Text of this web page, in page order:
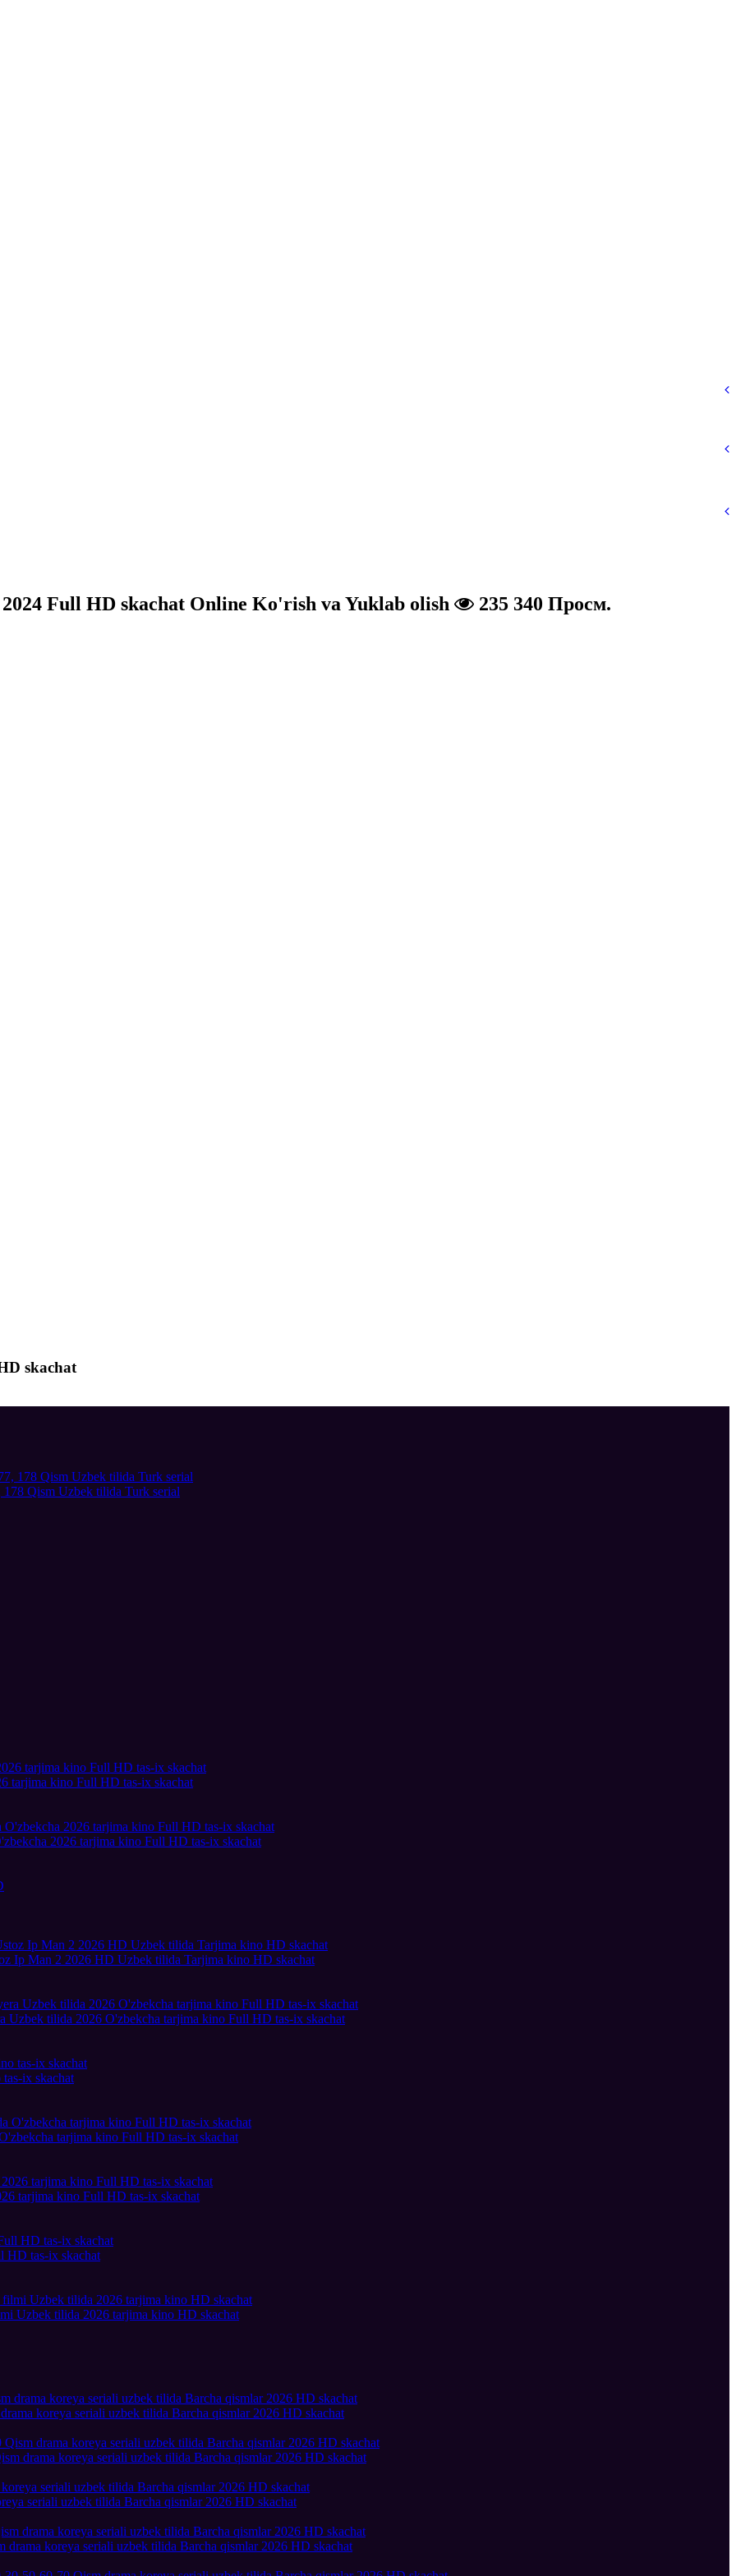
Full HD skachat Online Ko'rish va Yuklab olish 235 340 Просм.
skachat
Qism Uzbek tilida Turk serial
tarjima kino Full HD tas-ix skachat
2026 tarjima kino Full HD tas-ix skachat
Ip Man 2 2026 HD Uzbek tilida Tarjima kino HD skachat
tilida 2026 O'zbekcha tarjima kino Full HD tas-ix skachat
ix skachat
tarjima kino Full HD tas-ix skachat
tarjima kino Full HD tas-ix skachat
HD tas-ix skachat
Uzbek tilida 2026 tarjima kino HD skachat
koreya seriali uzbek tilida Barcha qismlar 2026 HD skachat
drama koreya seriali uzbek tilida Barcha qismlar 2026 HD skachat
seriali uzbek tilida Barcha qismlar 2026 HD skachat
koreya seriali uzbek tilida Barcha qismlar 2026 HD skachat